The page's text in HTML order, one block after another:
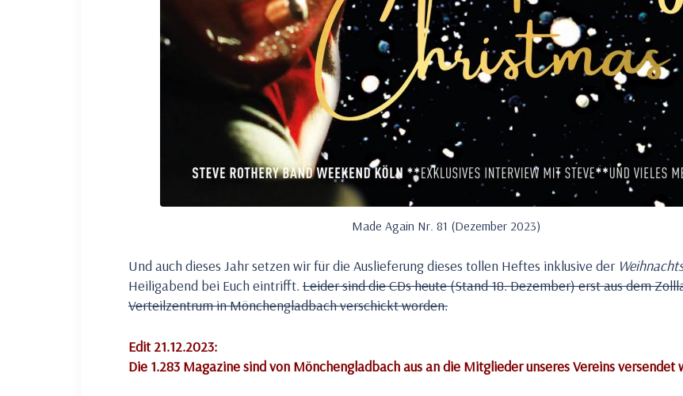
Made Again Nr. 81 (Dezember 2023)
Und auch dieses Jahr setzen wir für die Auslieferung dieses tollen Heftes inklusive der
Heiligabend bei Euch eintrifft. Leider sind die CDs heute (Stand 18. Dezember) erst aus dem
Verteilzentrum in Mönchengladbach verschickt worden.
Edit 21.12.2023:
Die 1.283 Magazine sind von Mönchengladbach aus an die Mitglieder unseres Vereins versendet